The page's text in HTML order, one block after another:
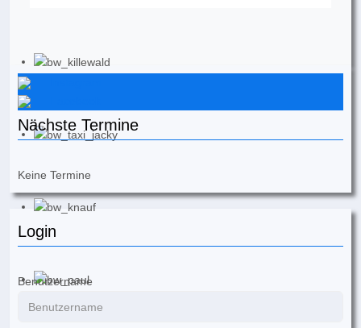
Nächste Termine
Keine Termine
Login
Benutzername